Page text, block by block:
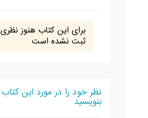
برای این کتاب هنوز نظری
ثبت نشده است
نظر خود را در مورد این کتاب
بنویسید